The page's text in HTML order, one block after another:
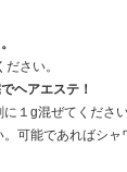
さい。
ヘアエステ！
１g混ぜてください
可能であればシャ